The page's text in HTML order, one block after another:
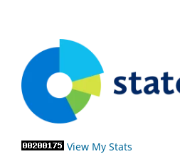
View My Stats